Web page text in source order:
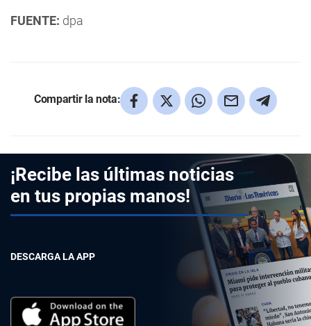
FUENTE: dpa
Compartir la nota:
¡Recibe las últimas noticias
en tus propias manos!
DESCARGA LA APP